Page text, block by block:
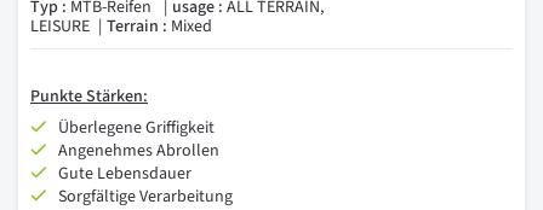
Typ : MTB-Reifen usage : ALL TERRAIN,
LEISURE
Terrain : Mixed
PunkteStärken:
Überlegene Griffigkeit
Angenehmes Abrollen
Gute Lebensdauer
Sorgfältige Verarbeitung